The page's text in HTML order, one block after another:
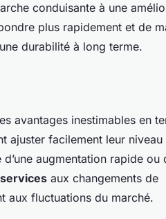
conduisante à une
plus rapidement et de
durabilité à long terme.
avantages inestimables en
ajuster facilement leur niveau
augmentation rapide ou
aux changements de
aux fluctuations du marché.